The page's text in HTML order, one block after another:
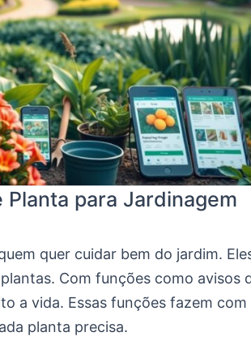
para Jardinagem
quer cuidar bem do jardim.
Com funções como avisos
a vida. Essas funções fazem com
planta precisa.